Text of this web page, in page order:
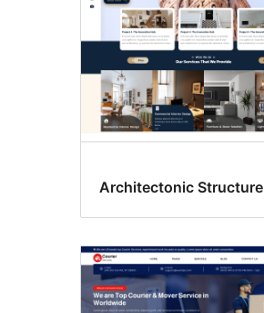
Architectonic Structure